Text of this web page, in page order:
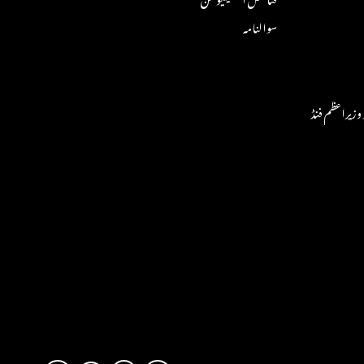
فنڈ
سوالنامہ